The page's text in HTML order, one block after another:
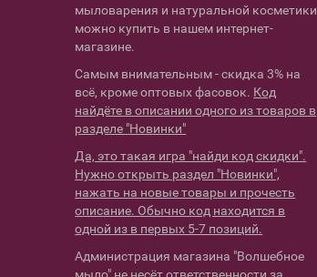
мыловарения и натуральной косметики
можно купить в нашем интернет-
магазине.
Самым внимательным - скидка 3% на
всё, кроме оптовых фасовок. Код
найдёте в описании одного из товаров в
разделе "Новинки"
Да, это такая игра "найди код скидки".
Нужно открыть раздел "Новинки",
нажать на новые товары и прочесть
описание. Обычно код находится в
одной из в первых 5-7 позиций.
Администрация магазина "Волшебное